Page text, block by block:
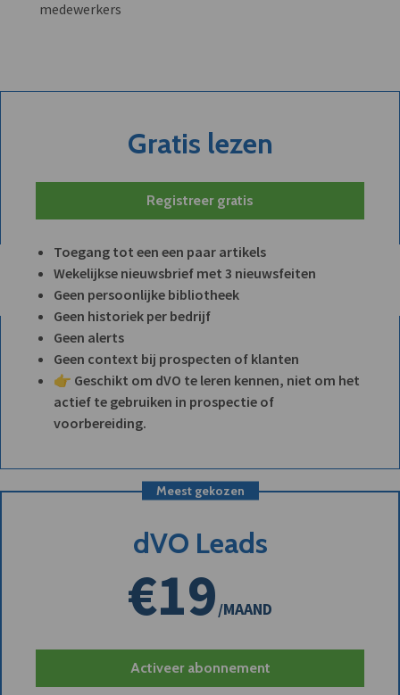
medewerkers
Gratis lezen
Registreer gratis
Toegang tot een een paar artikels
Wekelijkse nieuwsbrief met 3 nieuwsfeiten
Geen persoonlijke bibliotheek
Geen historiek per bedrijf
Geen alerts
Geen context bij prospecten of klanten
👉 Geschikt om dVO te leren kennen, niet om het
actief te gebruiken in prospectie of
voorbereiding.
Meest gekozen
dVO Leads
€19/MAAND
Activeer abonnement